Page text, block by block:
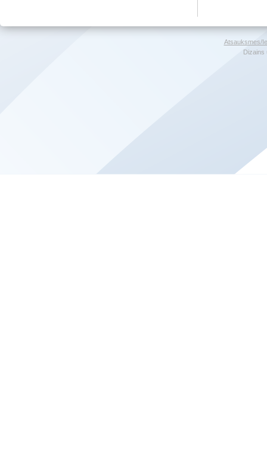
Atsauksmes/
Dizains